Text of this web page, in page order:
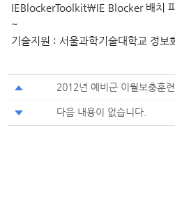
IEBlockerToolkit\IE Blocker 배치
~
기술지원 : 서울과학기술대학교 정보
2012년 예비군 이월보충훈
다음 내용이 없습니다.